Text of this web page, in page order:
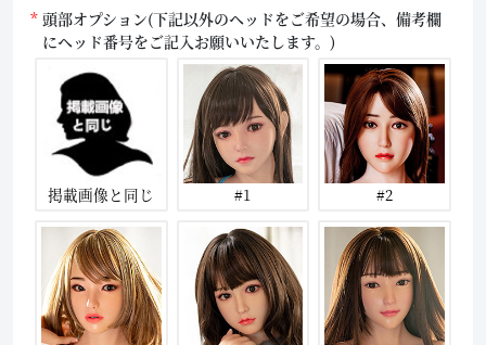
頭部オプション(下記以外のヘッドをご希望の場合、備考欄
にヘッド番号をご記入お願いいたします。)
掲載画像と同じ #1 #2